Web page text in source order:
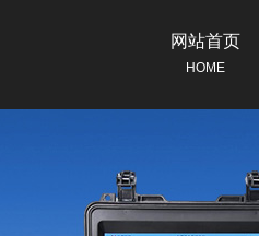
网站首页
HOME